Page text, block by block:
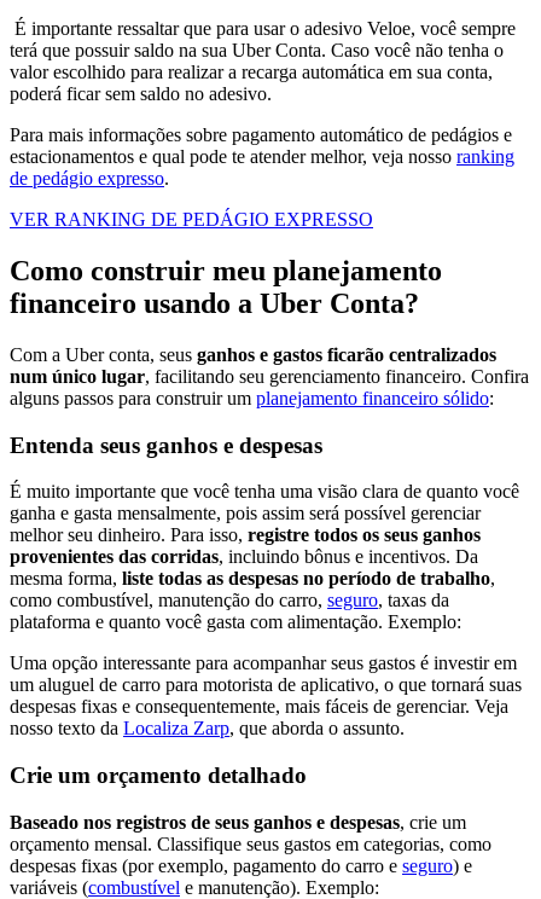
É importante ressaltar que para usar o adesivo Veloe, você sempre
terá que possuir saldo na sua Uber Conta. Caso você não tenha o
valor escolhido para realizar a recarga automática em sua conta,
poderá ficar sem saldo no adesivo.
Para mais informações sobre pagamento automático de pedágios e
estacionamentos e qual pode te atender melhor, veja nosso ranking
de pedágio expresso.
VER RANKING DE PEDÁGIO EXPRESSO
Como construir meu planejamento
financeiro usando a Uber Conta?
Com a Uber conta, seus ganhos e gastos ficarão centralizados
num único lugar, facilitando seu gerenciamento financeiro. Confira
alguns passos para construir um planejamento financeiro sólido:
Entenda seus ganhos e despesas
É muito importante que você tenha uma visão clara de quanto você
ganha e gasta mensalmente, pois assim será possível gerenciar
melhor seu dinheiro. Para isso, registre todos os seus ganhos
provenientes das corridas, incluindo bônus e incentivos. Da
mesma forma, liste todas as despesas no período de trabalho,
como combustível, manutenção do carro, seguro, taxas da
plataforma e quanto você gasta com alimentação. Exemplo:
Uma opção interessante para acompanhar seus gastos é investir em
um aluguel de carro para motorista de aplicativo, o que tornará suas
despesas fixas e consequentemente, mais fáceis de gerenciar. Veja
nosso texto da Localiza Zarp, que aborda o assunto.
Crie um orçamento detalhado
Baseado nos registros de seus ganhos e despesas, crie um
orçamento mensal. Classifique seus gastos em categorias, como
despesas fixas (por exemplo, pagamento do carro e seguro) e
variáveis (combustível e manutenção). Exemplo: